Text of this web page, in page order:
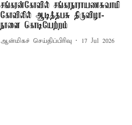
சங்கரன்கோவில் சங்கரநாராயணசுவாமி
கோவிலில் ஆடித்தபசு திருவிழா-
நாளை கொடியேற்றம்
ஆன்மிகச் செய்திப்பிரிவு 17 Jul 2026